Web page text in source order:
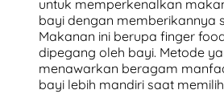
untuk memperkenalkan
bayi dengan memberikannya
Makanan ini berupa finger
dipegang oleh bayi. Metode
menawarkan beragam
bayi lebih mandiri saat